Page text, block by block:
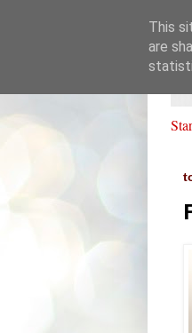
This
are